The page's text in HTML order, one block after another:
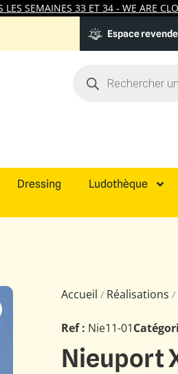
SEMAINES 33 ET 34 - WE ARE
Espace
Dressing Ludothèque
Accueil / Réalisations /
Ref : Nie11-01
Nieuport